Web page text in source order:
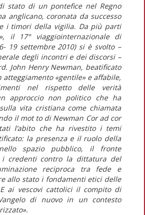
stato di un pontefice nel Regno
anglicano, coronata da successo
i timori della vigilia. Da più parti
il 17° viaggiointernazionale di
19 settembre 2010) si è svolto –
degli incontri e dei discorsi –
John Henry Newman, beatificato
atteggiamento «gentile» e affabile,
nel rispetto delle verità
approccio non politico che ha
sulla vita cristiana come chiamata
il mot to di Newman Cor ad cor
l’abito che ha rivestito i temi
la presenza e il ruolo della
spazio pubblico, il fronte
credenti contro la dittatura del
reciproca tra fede e
allo stato i fondamenti etici delle
ai vescovi cattolici il compito di
di nuovo in un contesto